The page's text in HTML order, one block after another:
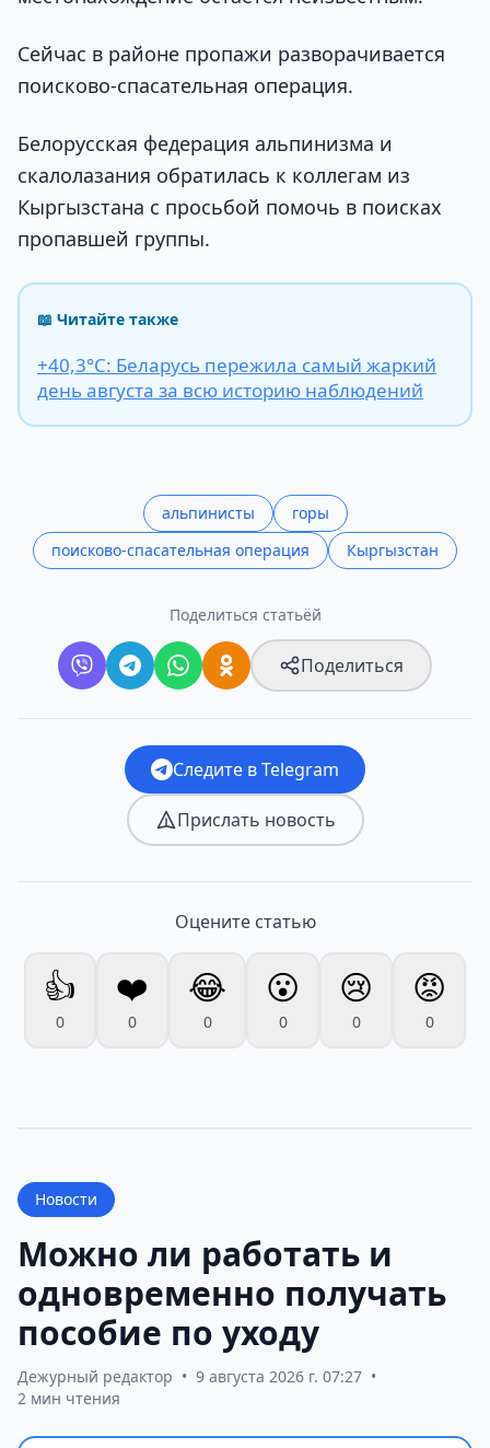
Сейчас в районе пропажи разворачивается
поисково-спасательная операция.
Белорусская федерация альпинизма и
скалолазания обратилась к коллегам из
Кыргызстана с просьбой помочь в поисках
пропавшей группы.
📖 Читайте также
+40,3°С: Беларусь пережила самый жаркий
день августа за всю историю наблюдений
альпинисты
горы
поисково-спасательная операция
Кыргызстан
Поделиться статьёй
Поделиться
Следите в Telegram
Прислать новость
Оцените статью
👍
0
❤️
0
😂
0
😮
0
😢
0
😡
0
Новости
Можно ли работать и
одновременно получать
пособие по уходу
Дежурный редактор • 9 августа 2026 г. 07:27 •
2 мин чтения